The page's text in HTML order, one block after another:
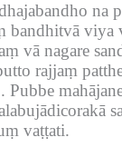
na
bandhitvā
vā nagare
rajjaṃ
Pubbe
vaṭṭati.